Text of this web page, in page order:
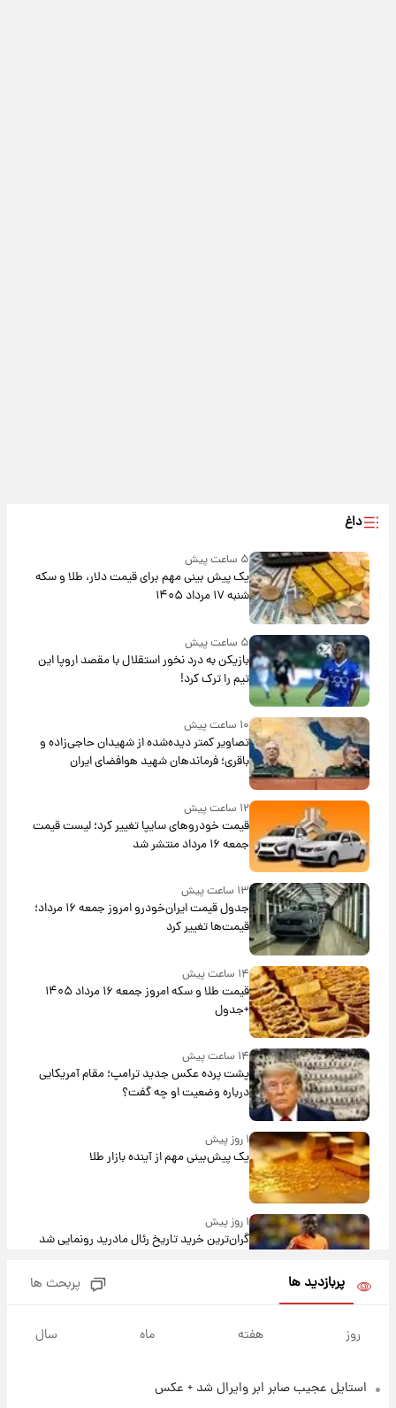
داغ
۵ ساعت پیش
یک پیش ‌بینی مهم برای قیمت دلار، طلا و سکه
شنبه ۱۷ مرداد ۱۴۰۵
۵ ساعت پیش
بازیکن به درد نخور استقلال با مقصد اروپا این
تیم را ترک کرد!
۱۰ ساعت پیش
تصاویر کمتر دیده‌شده از شهیدان حاجی‌زاده و
باقری؛ فرماندهان شهید هوافضای ایران
۱۲ ساعت پیش
قیمت خودروهای سایپا تغییر کرد؛ لیست قیمت
جمعه ۱۶ مرداد منتشر شد
۱۳ ساعت پیش
جدول قیمت ایران‌خودرو امروز جمعه ۱۶ مرداد؛
قیمت‌ها تغییر کرد
۱۴ ساعت پیش
قیمت طلا و سکه امروز جمعه ۱۶ مرداد ۱۴۰۵
+جدول
۱۴ ساعت پیش
پشت پرده عکس جدید ترامپ؛ مقام آمریکایی
درباره وضعیت او چه گفت؟
۱ روز پیش
یک پیش‌بینی مهم از آینده بازار طلا
۱ روز پیش
گران‌ترین خرید تاریخ رئال مادرید رونمایی شد
روزها پربارش‌تر خواهند بود؟
۱ روز پیش
پربازدید ها پربحث ها
روز هفته ماه سال
استایل عجیب صابر ابر وایرال شد + عکس